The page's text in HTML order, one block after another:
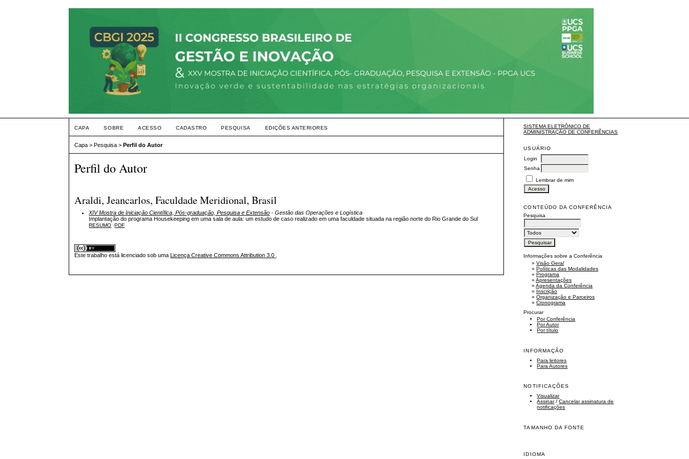
SISTEMA ELETRÔNICO DE
ADMINISTRAÇÃO DE CONFERÊNCIAS
USUÁRIO
Login
Senha
Lembrar de mim
CONTEÚDO DA CONFERÊNCIA
Pesquisa
Informações sobre a Conferência
»Visão Geral
»Políticas das Modalidades
»Programa
»Apresentações
»Agenda da Conferência
» Inscrição
»Organização e Parceiros
»Cronograma
Procurar
Por Conferência
Por Autor
Por título
INFORMAÇÃO
Para leitores
Para Autores
NOTIFICAÇÕES
Visualizar
Assinar/Cancelar assinatura de
notificações
TAMANHO DA FONTE
IDIOMA
CAPA SOBRE ACESSO CADASTRO PESQUISA EDIÇÕES ANTERIORES
Capa >Pesquisa >Perfil do Autor
Perfil do Autor
Araldi, Jeancarlos, Faculdade Meridional, Brasil
XIV Mostra de Iniciação Científica, Pós-graduação, Pesquisa e Extensão - Gestão das Operações e Logística
Implantação do programa Housekeeping em uma sala de aula: um estudo de caso realizado em uma faculdade situada na região norte do Rio Grande do Sul
RESUMO PDF
Este trabalho está licenciado sob uma Licença Creative Commons Attribution 3.0